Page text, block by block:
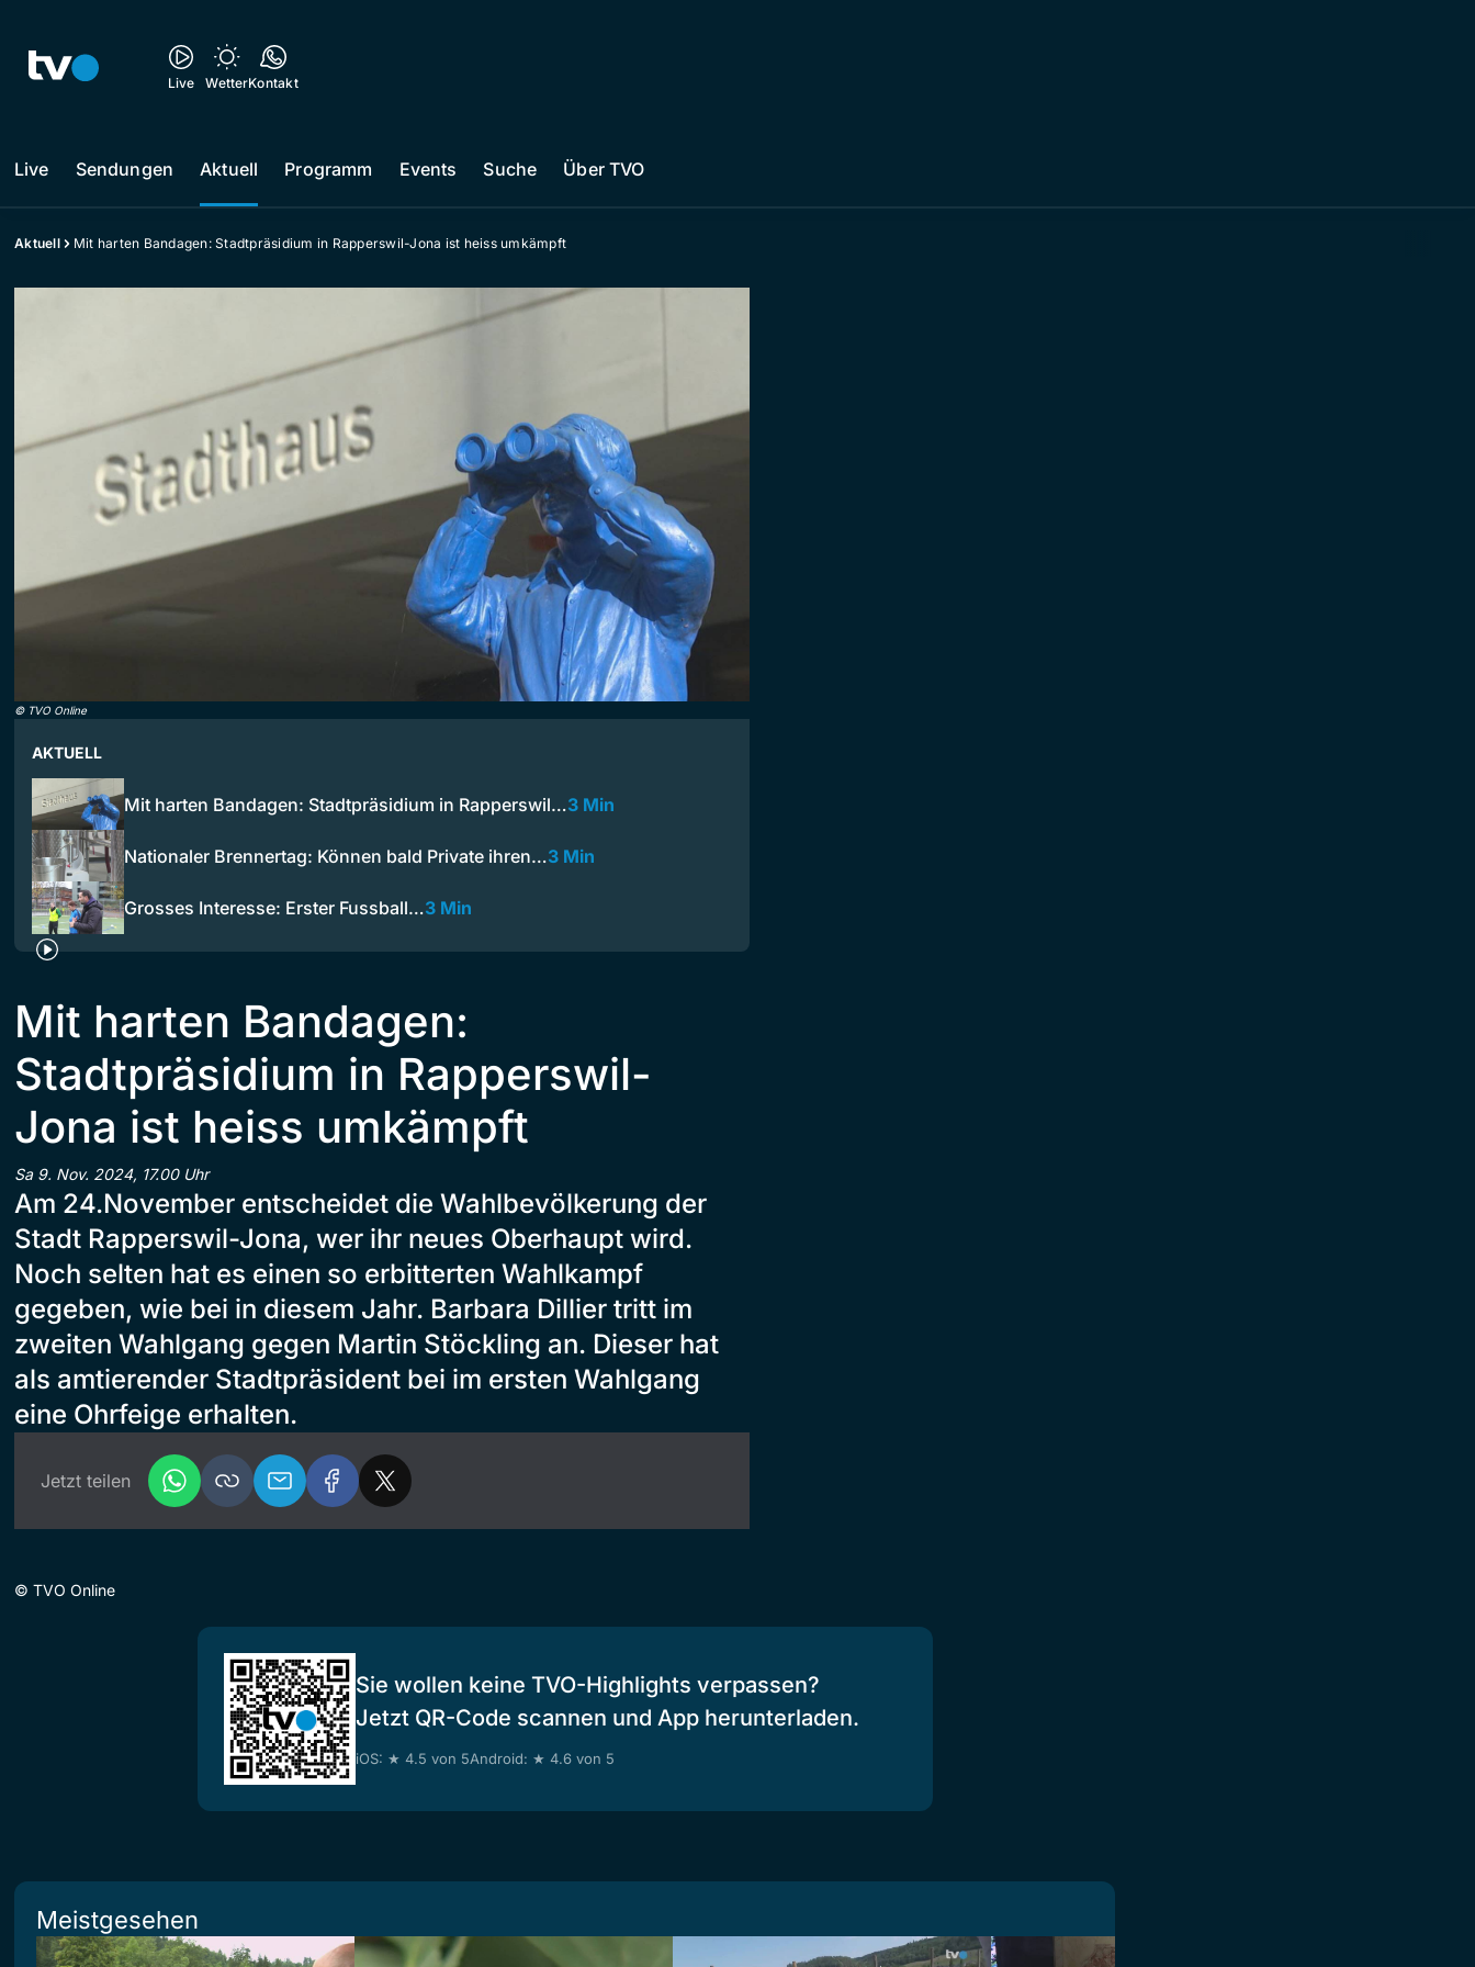
Live WetterKontakt
Live Sendungen Aktuell Programm Events Suche Über TVO
Aktuell Mit harten Bandagen: Stadtpräsidium in Rapperswil-Jona ist heiss umkämpft
© TVO Online
AKTUELL
Mit harten Bandagen: Stadtpräsidium in Rapperswil…3 Min
Nationaler Brennertag: Können bald Private ihren…3 Min
Grosses Interesse: Erster Fussball…3 Min
Mit harten Bandagen:
Stadtpräsidium in Rapperswil-
Jona ist heiss umkämpft
Sa 9. Nov. 2024, 17.00 Uhr
Am 24.November entscheidet die Wahlbevölkerung der
Stadt Rapperswil-Jona, wer ihr neues Oberhaupt wird.
Noch selten hat es einen so erbitterten Wahlkampf
gegeben, wie bei in diesem Jahr. Barbara Dillier tritt im
zweiten Wahlgang gegen Martin Stöckling an. Dieser hat
als amtierender Stadtpräsident bei im ersten Wahlgang
eine Ohrfeige erhalten.
Jetzt teilen
© TVO Online
Sie wollen keine TVO-Highlights verpassen?
Jetzt QR-Code scannen und App herunterladen.
iOS: ★ 4.5 von 5Android: ★ 4.6 von 5
Meistgesehen